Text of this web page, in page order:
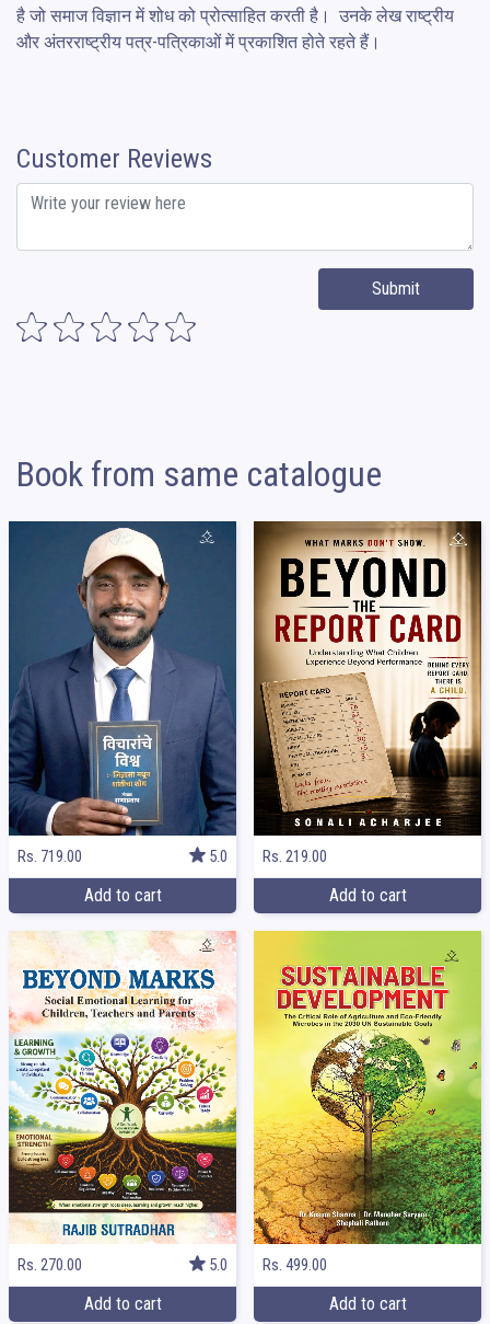
है जो समाज विज्ञान में शोध को प्रोत्साहित करती है।  उनके लेख राष्ट्रीय
और अंतरराष्ट्रीय पत्र-पत्रिकाओं में प्रकाशित होते रहते हैं।
Customer Reviews
Submit
Book from same catalogue
Rs. 719.00 5.0
Add to cart
Rs. 219.00
Add to cart
Rs. 270.00 5.0
Add to cart
Rs. 499.00
Add to cart